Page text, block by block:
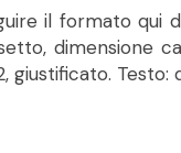
il formato qui
dimensione
Testo: